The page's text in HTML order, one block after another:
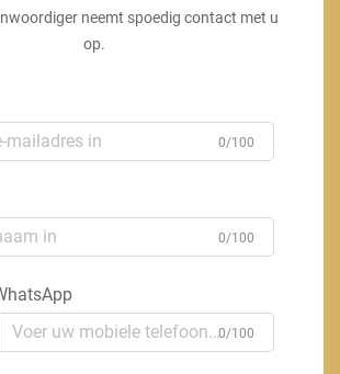
neemt spoedig contact met u
op.
0/100
0/100
0/100